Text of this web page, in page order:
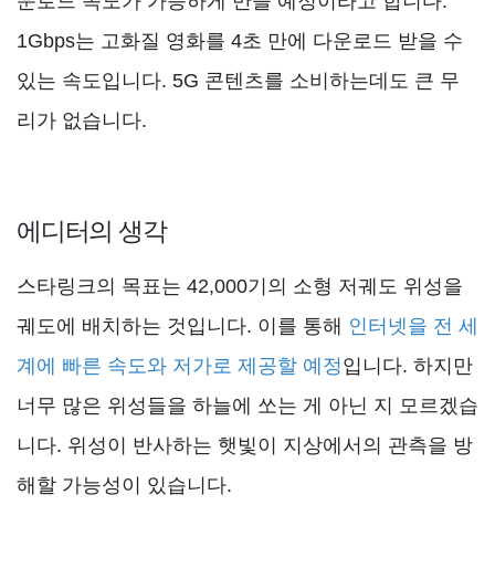
1Gbps는 고화질 영화를 4초 만에 다운로드 받을 수
있는 속도입니다. 5G 콘텐츠를 소비하는데도 큰 무
리가 없습니다.
에디터의 생각
스타링크의 목표는 42,000기의 소형 저궤도 위성을
궤도에 배치하는 것입니다. 이를 통해 인터넷을 전 세
계에 빠른 속도와 저가로 제공할 예정입니다. 하지만
너무 많은 위성들을 하늘에 쏘는 게 아닌 지 모르겠습
니다. 위성이 반사하는 햇빛이 지상에서의 관측을 방
해할 가능성이 있습니다.